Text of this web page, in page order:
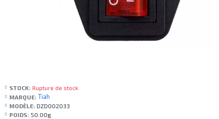
STOCK: Rupture de stock
MARQUE: Tiah
MODÈLE: DZD002033
POIDS: 50.00g